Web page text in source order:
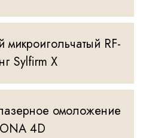
микроигольчатый RF-
Sylfirm X
омоложение
4D